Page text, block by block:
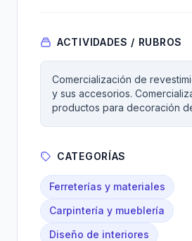
ACTIVIDADES / RUBROS
Comercialización de
y sus accesorios.
productos para decoración
CATEGORÍAS
Ferreterías y materiales
Carpintería y mueblería
Diseño de interiores